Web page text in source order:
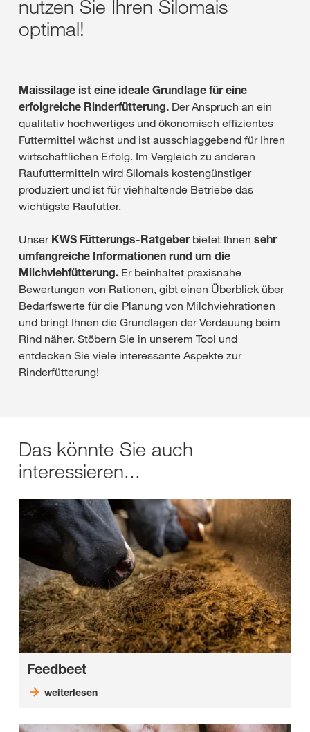
nutzen Sie Ihren Silomais
optimal!
Maissilage ist eine ideale Grundlage für eine
erfolgreiche Rinderfütterung. Der Anspruch an ein
qualitativ hochwertiges und ökonomisch effizientes
Futtermittel wächst und ist ausschlaggebend für Ihren
wirtschaftlichen Erfolg. Im Vergleich zu anderen
Raufuttermitteln wird Silomais kostengünstiger
produziert und ist für viehhaltende Betriebe das
wichtigste Raufutter.
UnserKWS Fütterungs-Ratgeberbietet Ihnen sehr
umfangreiche Informationen rund um die
Milchviehfütterung. Er beinhaltet praxisnahe
Bewertungen von Rationen, gibt einen Überblick über
Bedarfswerte für die Planung von Milchviehrationen
und bringt Ihnen die Grundlagen der Verdauung beim
Rind näher. Stöbern Sie in unserem Tool und
entdecken Sie viele interessante Aspekte zur
Rinderfütterung!
Das könnte Sie auch
interessieren...
Feedbeet
weiterlesen